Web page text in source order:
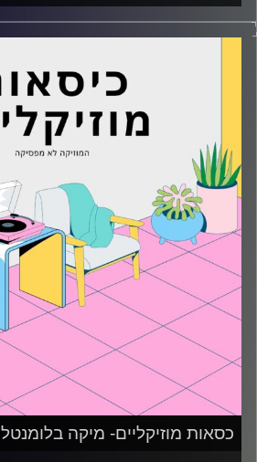
כסאות מוזיקליים עם מיקה בלומנטל
כסאות מוזיקליים- מיקה בלומנטל